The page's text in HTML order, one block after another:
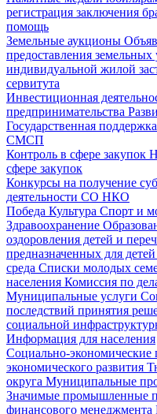
регистрация заключения
помощь
Земельные аукционы
предоставления
индивидуальной жилой
сервитута
Инвестиционная
предпринимательства
Государственная поддержка
СМСП
Контроль в сфере закупок
сфере закупок
Конкурсы на получение
деятельности СО НКО
Победа Культура Спорт и
Здравоохранение
оздоровления детей и
предназначенных для детей
среда Списки молодых
населения Комиссия по
Муниципальные услуги
последствий принятия
социальной
Информация для населения
Социально-экономические
экономического развития
округа Муниципальные
Значимые промышленные
финансового менеджмента